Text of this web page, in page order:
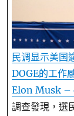
民调显示美国
DOGE的工作
Elon Musk –
調查發現，選